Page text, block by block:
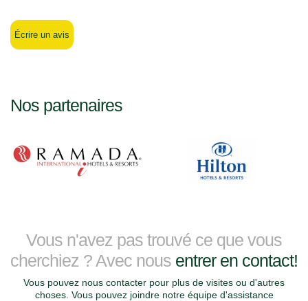
Écrire un avis
Nos partenaires
Vous n'avez pas trouvé ce que vous
cherchiez ? Avec nous entrer en contact!
Vous pouvez nous contacter pour plus de visites ou d'autres
choses. Vous pouvez joindre notre équipe d'assistance